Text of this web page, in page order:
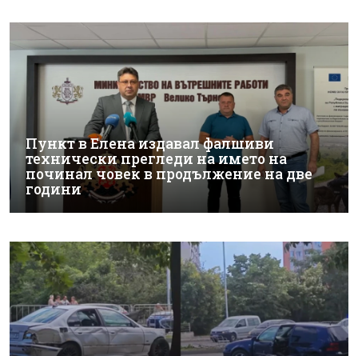
Пункт в Елена издавал фалшиви
технически прегледи на името на
починал човек в продължение на две
години